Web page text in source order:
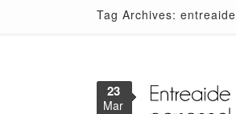
Tag Archives: entreaide
23
Mar